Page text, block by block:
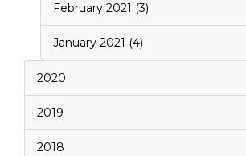
February 2021 (3)
January 2021 (4)
2020
2019
2018